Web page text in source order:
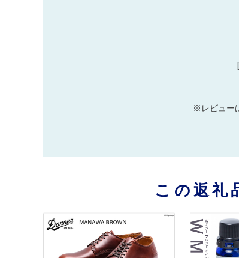
※レビュー
この返礼